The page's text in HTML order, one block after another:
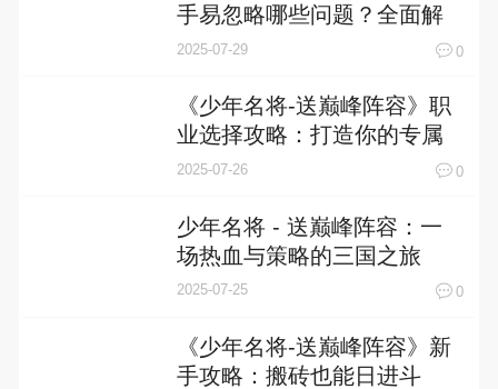
手易忽略哪些问题？全面解
析助你少走弯路》
2025-07-29 0
《少年名将-送巅峰阵容》职
业选择攻略：打造你的专属
传奇
2025-07-26 0
少年名将 - 送巅峰阵容：一
场热血与策略的三国之旅
2025-07-25 0
《少年名将-送巅峰阵容》新
手攻略：搬砖也能日进斗